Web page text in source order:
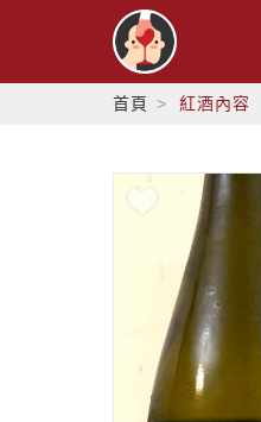
首頁 紅酒內容